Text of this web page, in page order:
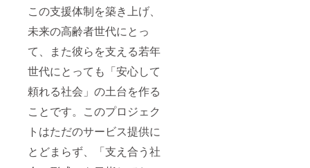
この支援体制を築き上げ、
未来の高齢者世代にとっ
て、また彼らを支える若年
世代にとっても「安心して
頼れる社会」の土台を作る
ことです。このプロジェク
トはただのサービス提供に
とどまらず、「支え合う社